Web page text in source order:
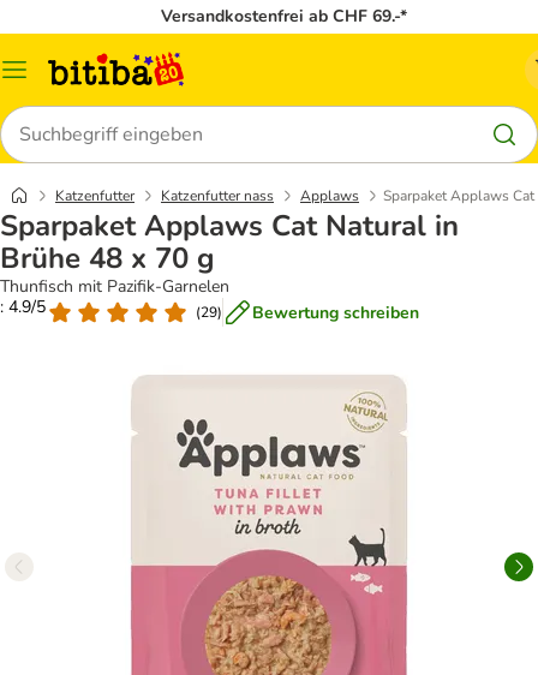
Versandkostenfrei ab CHF 69.-*
Menü
Suchen
Katzenfutter Katzenfutter nass Applaws Sparpaket Applaws
Sparpaket Applaws Cat Natural in
Brühe 48 x 70 g
Thunfisch mit Pazifik-Garnelen
: 4.9/5
(29) Bewertung schreiben